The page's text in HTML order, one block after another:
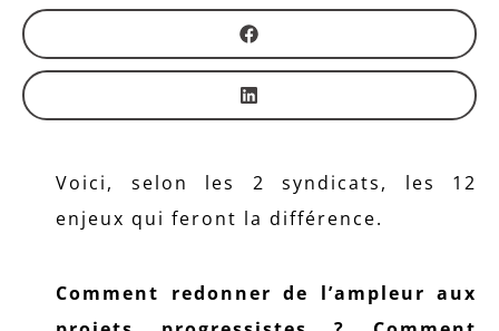
Voici, selon les 2 syndicats, les 12
enjeux qui feront la différence.
Comment redonner de l’ampleur aux